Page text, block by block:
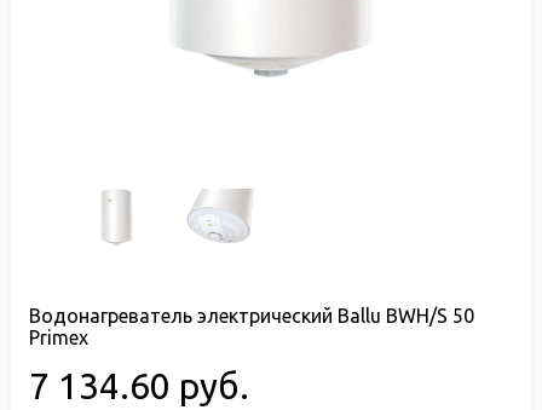
Водонагреватель электрический Ballu BWH/S 50
Primex
7 134.60 руб.